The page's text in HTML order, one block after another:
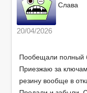
Слава
20/04/2026
Пообещали полный
Приезжаю за
резину вообще в